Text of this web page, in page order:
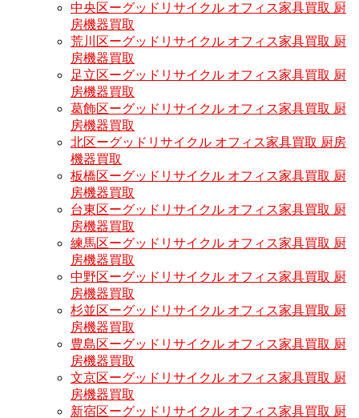
中央区ーグッドリサイクル オフィス家具買取 厨
房機器買取
荒川区ーグッドリサイクル オフィス家具買取 厨
房機器買取
足立区ーグッドリサイクル オフィス家具買取 厨
房機器買取
葛飾区ーグッドリサイクル オフィス家具買取 厨
房機器買取
北区ーグッドリサイクル オフィス家具買取 厨房
機器買取
板橋区ーグッドリサイクル オフィス家具買取 厨
房機器買取
台東区ーグッドリサイクル オフィス家具買取 厨
房機器買取
練馬区ーグッドリサイクル オフィス家具買取 厨
房機器買取
中野区ーグッドリサイクル オフィス家具買取 厨
房機器買取
杉並区ーグッドリサイクル オフィス家具買取 厨
房機器買取
豊島区ーグッドリサイクル オフィス家具買取 厨
房機器買取
文京区ーグッドリサイクル オフィス家具買取 厨
房機器買取
新宿区ーグッドリサイクル オフィス家具買取 厨